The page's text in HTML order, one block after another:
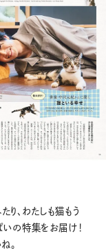
、わたしも猫もう
いの特集をお届け！
。